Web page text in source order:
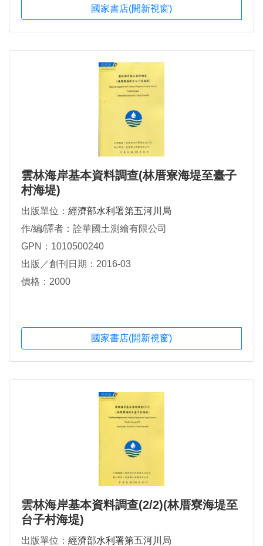
國家書店(開新視窗)
雲林海岸基本資料調查(林厝寮海堤至臺子
村海堤)
出版單位： 經濟部水利署第五河川局
作/編/譯者：詮華國土測繪有限公司
GPN：1010500240
出版／創刊日期：2016-03
價格：2000
國家書店(開新視窗)
雲林海岸基本資料調查(2/2)(林厝寮海堤至
台子村海堤)
出版單位： 經濟部水利署第五河川局